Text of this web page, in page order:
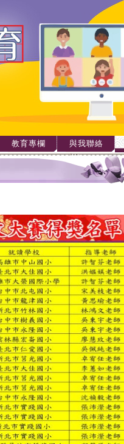
教育專欄 與我聯絡